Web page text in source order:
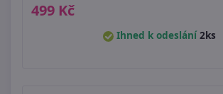
499 Kč
Ihned k odeslání2ks